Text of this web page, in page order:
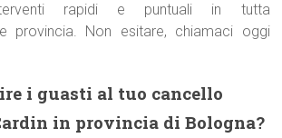
rapidi e puntuali in tutta
provincia. Non esitare, chiamaci oggi
i guasti al tuo cancello
in provincia di Bologna?